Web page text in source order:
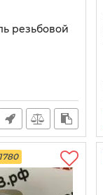
резьбовой